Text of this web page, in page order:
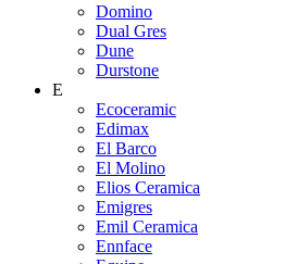
Domino
Dual Gres
Dune
Durstone
E
Ecoceramic
Edimax
El Barco
El Molino
Elios Ceramica
Emigres
Emil Ceramica
Ennface